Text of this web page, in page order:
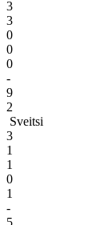
3
3
0
0
0
-
9
2
Sveitsi
3
1
1
0
1
-
5